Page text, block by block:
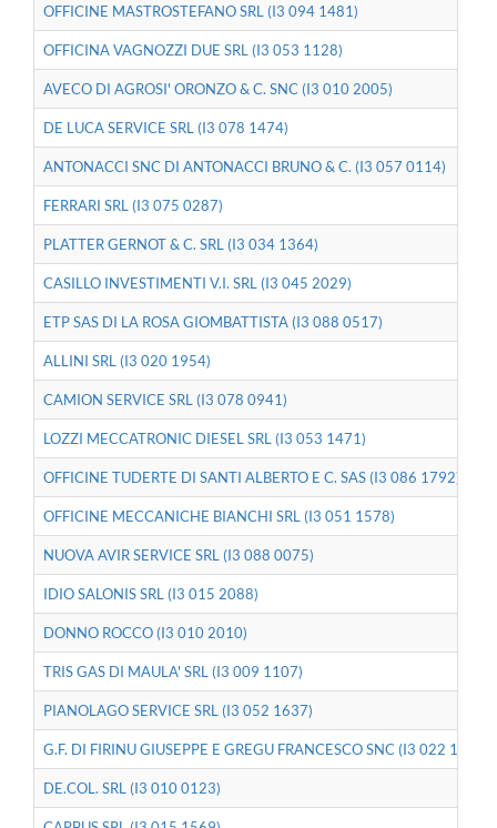
OFFICINE MASTROSTEFANO SRL (I3 094 1481)
OFFICINA VAGNOZZI DUE SRL (I3 053 1128)
AVECO DI AGROSI' ORONZO & C. SNC (I3 010 2005)
DE LUCA SERVICE SRL (I3 078 1474)
ANTONACCI SNC DI ANTONACCI BRUNO & C. (I3 057 0114)
FERRARI SRL (I3 075 0287)
PLATTER GERNOT & C. SRL (I3 034 1364)
CASILLO INVESTIMENTI V.I. SRL (I3 045 2029)
ETP SAS DI LA ROSA GIOMBATTISTA (I3 088 0517)
ALLINI SRL (I3 020 1954)
CAMION SERVICE SRL (I3 078 0941)
LOZZI MECCATRONIC DIESEL SRL (I3 053 1471)
OFFICINE TUDERTE DI SANTI ALBERTO E C. SAS (I3 086 1792)
OFFICINE MECCANICHE BIANCHI SRL (I3 051 1578)
NUOVA AVIR SERVICE SRL (I3 088 0075)
IDIO SALONIS SRL (I3 015 2088)
DONNO ROCCO (I3 010 2010)
TRIS GAS DI MAULA' SRL (I3 009 1107)
PIANOLAGO SERVICE SRL (I3 052 1637)
G.F. DI FIRINU GIUSEPPE E GREGU FRANCESCO SNC (I3 022 1814)
DE.COL. SRL (I3 010 0123)